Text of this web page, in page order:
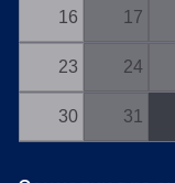
16 17
23 24
30 31